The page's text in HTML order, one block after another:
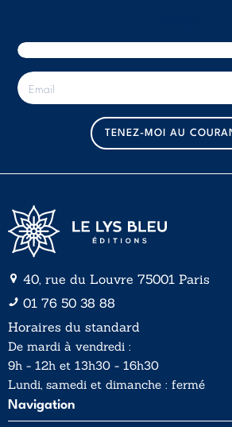
E
-
m
TENEZ-MOI AU
40, rue du Louvre 75001 Paris
01 76 50 38 88
Horaires du standard
De mardi à vendredi :
9h - 12h et 13h30 - 16h30
Lundi, samedi et dimanche : fermé
Navigation